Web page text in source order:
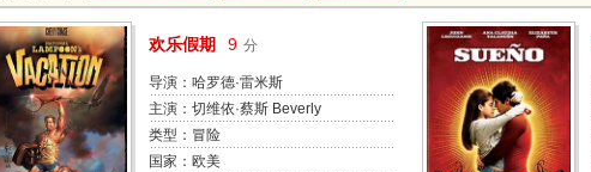
欢乐假期 9 分
导演：哈罗德·雷米斯
主演：切维依·蔡斯 Beverly
D'Angelo 伊莫吉恩·科卡 兰迪·奎德
安东尼·迈克尔·霍尔 达纳·巴伦
类型：冒险
国家：欧美